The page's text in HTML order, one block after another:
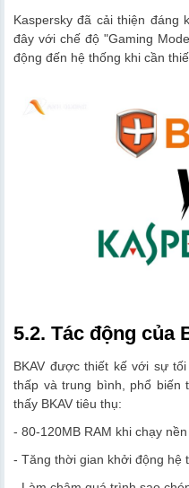
Kaspersky đã cải thiện đáng
đây với chế độ "Gaming
động đến hệ thống khi cần
5.2. Tác động của
BKAV được thiết kế với sự
thấp và trung bình, phổ biến
thấy BKAV tiêu thụ:
- 80-120MB RAM khi chạy nền
- Tăng thời gian khởi động hệ